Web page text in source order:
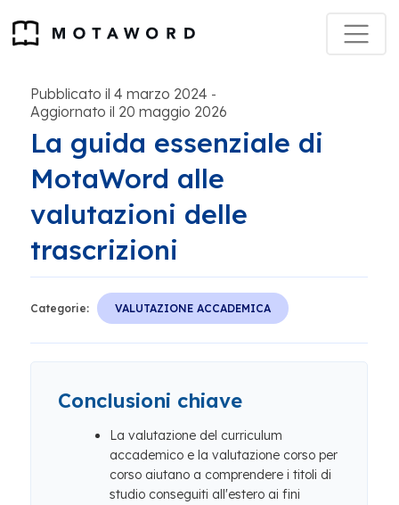
Pubblicato il 4 marzo 2024 -
Aggiornato il 20 maggio 2026
La guida essenziale di
MotaWord alle
valutazioni delle
trascrizioni
Categorie: VALUTAZIONE ACCADEMICA
Conclusioni chiave
La valutazione del curriculum
accademico e la valutazione corso per
corso aiutano a comprendere i titoli di
studio conseguiti all'estero ai fini